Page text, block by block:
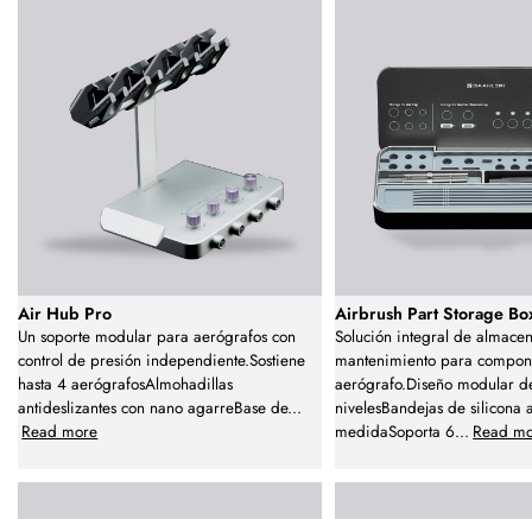
Air Hub Pro
Un soporte modular para aerógrafos con
control de presión independiente.Sostiene
hasta 4 aerógrafosAlmohadillas
antideslizantes con nano agarreBase de...
Read more
Airbrush Part Storage
Solución integral de
mantenimiento para
aerógrafo.Diseño modular
nivelesBandejas de silicona
medidaSoporta 6... Read